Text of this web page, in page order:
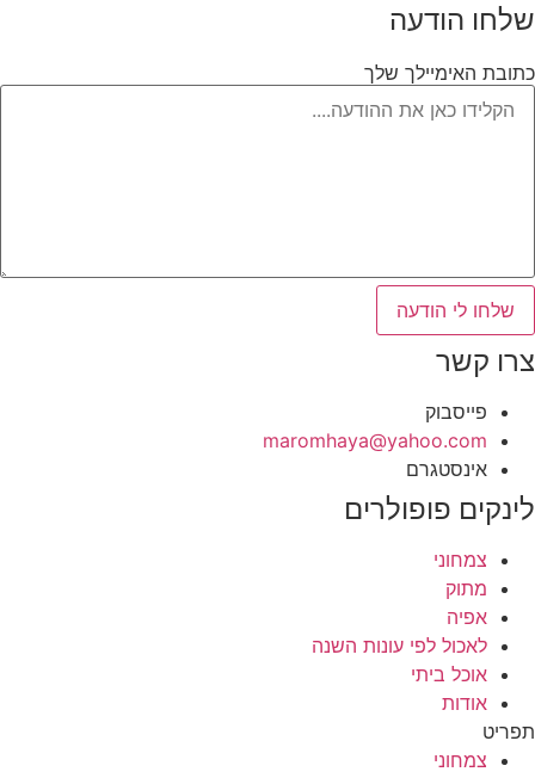
שלחו הודעה
כתובת האימיילך שלך
שלחו לי הודעה
צרו קשר
פייסבוק
‫maromhaya@yahoo.com
אינסטגרם
לינקים פופולרים
צמחוני
מתוק
אפיה
לאכול לפי עונות השנה
אוכל ביתי
אודות
תפריט
צמחוני